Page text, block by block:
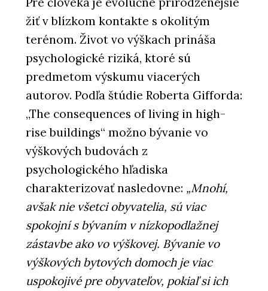
žiť v blízkom kontakte s okolitým
terénom. Život vo výškach prináša
psychologické riziká, ktoré sú
predmetom výskumu viacerých
autorov. Podľa štúdie Roberta Gifforda:
„The consequences of living in high-
rise buildings“ možno bývanie vo
výškových budovách z
psychologického hľadiska
charakterizovať nasledovne: „Mnohí,
avšak nie všetci obyvatelia, sú viac
spokojní s bývaním v nízkopodlažnej
zástavbe ako vo výškovej. Bývanie vo
výškových bytových domoch je viac
uspokojivé pre obyvateľov, pokiaľ si ich